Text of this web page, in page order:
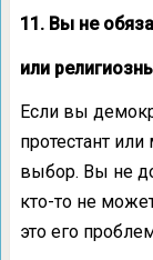
11. Вы не
или
Если вы
протестант
выбор. Вы не
кто-то не
это его